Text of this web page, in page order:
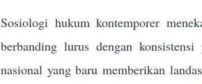
Sosiologi hukum kontemporer
berbanding lurus dengan
nasional yang baru memberikan